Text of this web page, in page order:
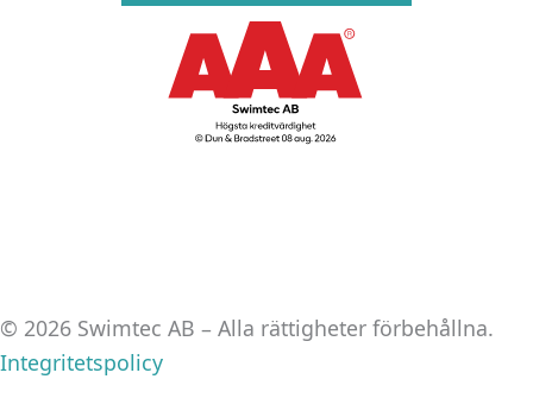
© 2026 Swimtec AB – Alla rättigheter förbehållna.
Integritetspolicy